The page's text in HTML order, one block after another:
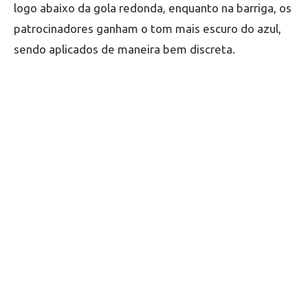
logo abaixo da gola redonda, enquanto na barriga, os
patrocinadores ganham o tom mais escuro do azul,
sendo aplicados de maneira bem discreta.